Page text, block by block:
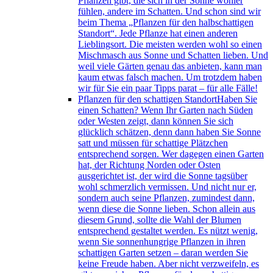
fühlen, andere im Schatten. Und schon sind wir
beim Thema „Pflanzen für den halbschattigen
Standort“. Jede Pflanze hat einen anderen
Lieblingsort. Die meisten werden wohl so einen
Mischmasch aus Sonne und Schatten lieben. Und
weil viele Gärten genau das anbieten, kann man
kaum etwas falsch machen. Um trotzdem haben
wir für Sie ein paar Tipps parat – für alle Fälle!
Pflanzen für den schattigen StandortHaben Sie
einen Schatten? Wenn Ihr Garten nach Süden
oder Westen zeigt, dann können Sie sich
glücklich schätzen, denn dann haben Sie Sonne
satt und müssen für schattige Plätzchen
entsprechend sorgen. Wer dagegen einen Garten
hat, der Richtung Norden oder Osten
ausgerichtet ist, der wird die Sonne tagsüber
wohl schmerzlich vermissen. Und nicht nur er,
sondern auch seine Pflanzen, zumindest dann,
wenn diese die Sonne lieben. Schon allein aus
diesem Grund, sollte die Wahl der Blumen
entsprechend gestaltet werden. Es nützt wenig,
wenn Sie sonnenhungrige Pflanzen in ihren
schattigen Garten setzen – daran werden Sie
keine Freude haben. Aber nicht verzweifeln, es